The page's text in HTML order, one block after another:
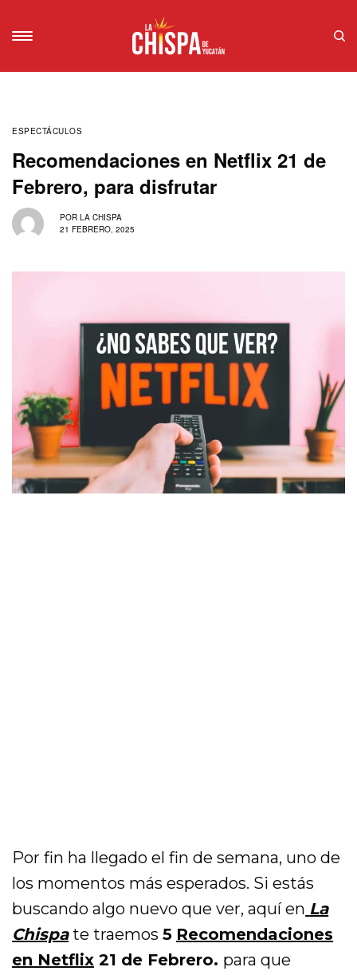
ESPECTÁCULOS
Recomendaciones en Netflix 21 de
Febrero, para disfrutar
POR LA CHISPA
21 FEBRERO, 2025
Por fin ha llegado el fin de semana, uno de
los momentos más esperados. Si estás
buscando algo nuevo que ver, aquí en La
Chispate traemos5 Recomendaciones
en Netflix 21 de Febrero. para que